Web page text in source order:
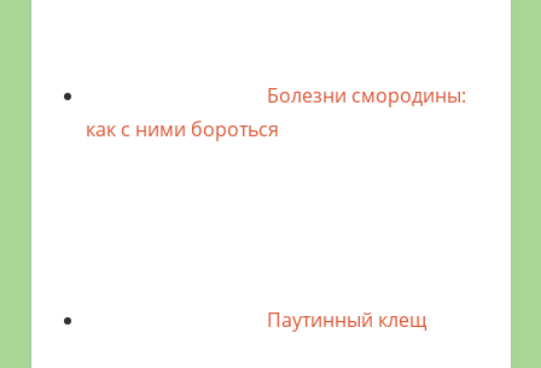
Болезни смородины:
как с ними бороться
Паутинный клещ